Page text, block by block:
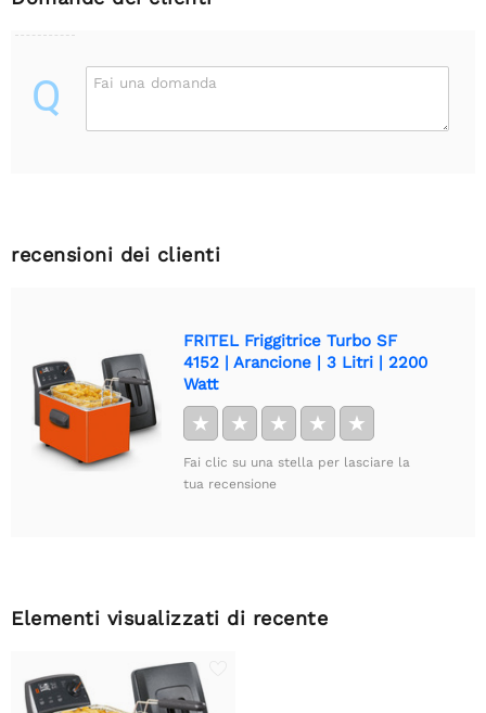
Q Fai una domanda
recensioni dei clienti
FRITEL Friggitrice Turbo SF
4152 | Arancione | 3 Litri | 2200
Watt
★ ★ ★ ★ ★
Fai clic su una stella per lasciare la
tua recensione
Elementi visualizzati di recente